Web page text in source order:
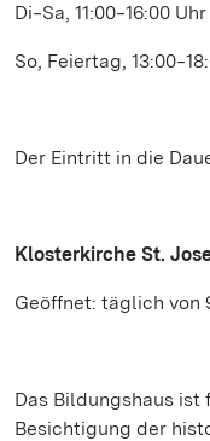
Di‒Sa, 11:00‒16:00 Uhr
So, Feiertag,
Der Eintritt in die
Klosterkirche St.
Geöffnet: täglich von
Das Bildungshaus ist
Besichtigung der